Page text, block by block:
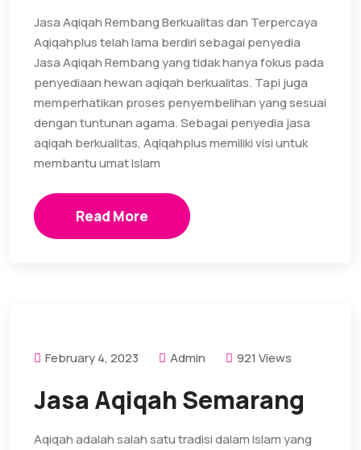
Jasa Aqiqah Rembang Berkualitas dan Terpercaya
Aqiqahplus telah lama berdiri sebagai penyedia
Jasa Aqiqah Rembang yang tidak hanya fokus pada
penyediaan hewan aqiqah berkualitas. Tapi juga
memperhatikan proses penyembelihan yang sesuai
dengan tuntunan agama. Sebagai penyedia jasa
aqiqah berkualitas, Aqiqahplus memiliki visi untuk
membantu umat Islam
Read More
February 4, 2023 Admin 921 Views
Jasa Aqiqah Semarang
Aqiqah adalah salah satu tradisi dalam Islam yang